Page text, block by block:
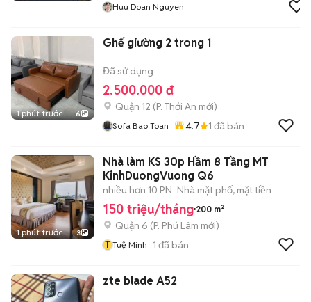
Huu Doan Nguyen
1 phút trước 6
Ghế giường 2 trong 1
Đã sử dụng
2.500.000 đ
Quận 12 (P. Thới An mới)
Sofa Bao Toan 4.7 1 đã bán
1 phút trước 3
Nhà làm KS 30p Hầm 8 Tầng MT
KinhDuongVuong Q6
nhiều hơn 10 PN Nhà mặt phố, mặt tiền
150 triệu/tháng 200 m²
Quận 6 (P. Phú Lâm mới)
T Tuệ Minh 1 đã bán
zte blade A52